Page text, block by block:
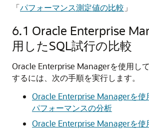
「パフォーマンス測定値の比較 」
6.1 Oracle Enterprise
用したSQL試行の比較
Oracle Enterprise Managerを使用し
するには、次の手順を実行します。
Oracle Enterprise Managerを使
パフォーマンスの分析
Oracle Enterprise Managerを使